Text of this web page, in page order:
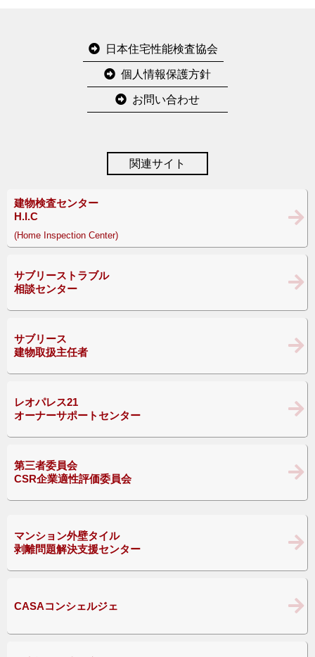
日本住宅性能検査協会
個人情報保護方針
お問い合わせ
関連サイト
建物検査センター
H.I.C
(Home Inspection Center)
サブリーストラブル
相談センター
サブリース
建物取扱主任者
レオパレス21
オーナーサポートセンター
第三者委員会
CSR企業適性評価委員会
マンション外壁タイル
剥離問題解決支援センター
CASAコンシェルジェ